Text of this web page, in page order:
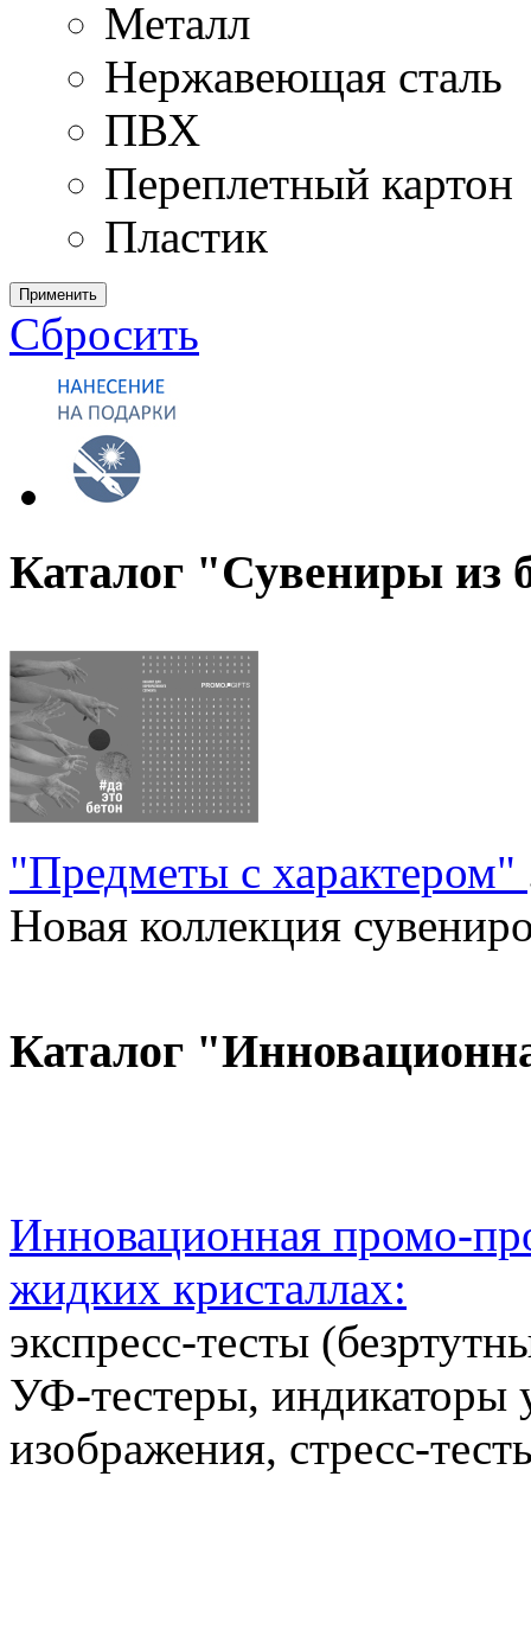
Металл
Нержавеющая сталь
ПВХ
Переплетный картон
Пластик
Применить
Сбросить
Каталог "Сувениры из
"Предметы с характером"
Новая коллекция
Каталог
Инновационная промо-
жидких кристаллах:
экспресс-тесты
УФ-тестеры, индикаторы
изображения, стресс-